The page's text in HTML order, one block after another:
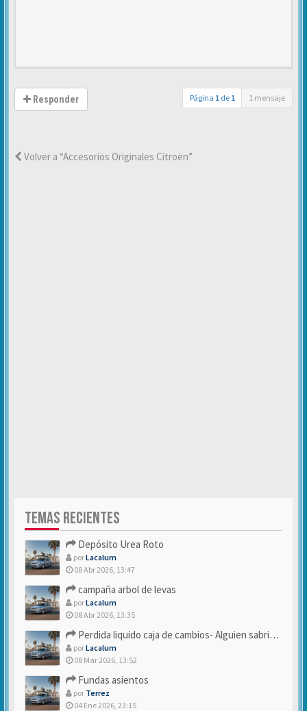
Responder Página 1 de 1 1 mensaje
Volver a “Accesorios Originales Citroën”
TEMAS RECIENTES
Depósito Urea Roto
porLacalum
08 Abr 2026, 13:47
campaña arbol de levas
porLacalum
08 Abr 2026, 13:35
Perdida liquido caja de cambios- Alguien sabria decirme
porLacalum
08 Mar 2026, 13:52
Fundas asientos
por Terrez
04 Ene 2026, 23:15